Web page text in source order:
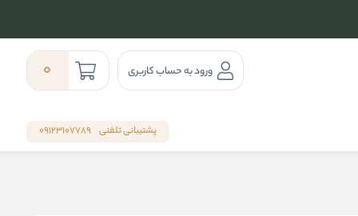
ورود به حساب کاربری 0
پشتیبانی تلفنی 09123107789